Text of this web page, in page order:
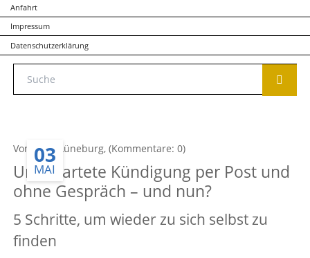
Anfahrt
Impressum
Datenschutzerklärung
Von Anke Lüneburg, (Kommentare: 0)
03
MAI
Unerwartete Kündigung per Post und
ohne Gespräch – und nun?
5 Schritte, um wieder zu sich selbst zu
finden